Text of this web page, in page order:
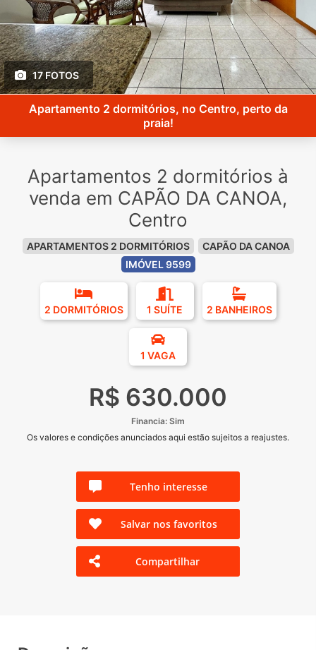
17 FOTOS
Apartamento 2 dormitórios, no Centro, perto da
praia!
Apartamentos 2 dormitórios à
venda em CAPÃO DA CANOA,
Centro
APARTAMENTOS 2 DORMITÓRIOS
CAPÃO DA CANOA
IMÓVEL 9599
2 DORMITÓRIOS 1 SUÍTE 2 BANHEIROS
1 VAGA
R$ 630.000
Financia: Sim
Os valores e condições anunciados aqui estão sujeitos a reajustes.
Tenho interesse
Salvar nos favoritos
Compartilhar